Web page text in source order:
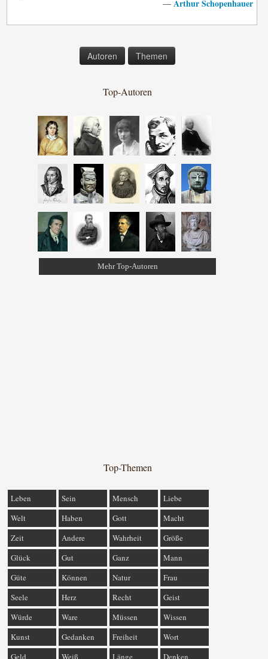
— Arthur Schopenhauer
Autoren Themen
Top-Autoren
Mehr Top-Autoren
Top-Themen
Leben Sein Mensch
Liebe
Welt
Haben Gott
Macht
Zeit
Andere Wahrheit
Größe
Glück
Gut Ganz
Mann
Güte
Können Natur
Frau
Seele
Herz Recht
Geist
Würde
Ware Müssen
Wissen
Kunst
Gedanken Freiheit
Wort
Geld
Weiß Länge Denken